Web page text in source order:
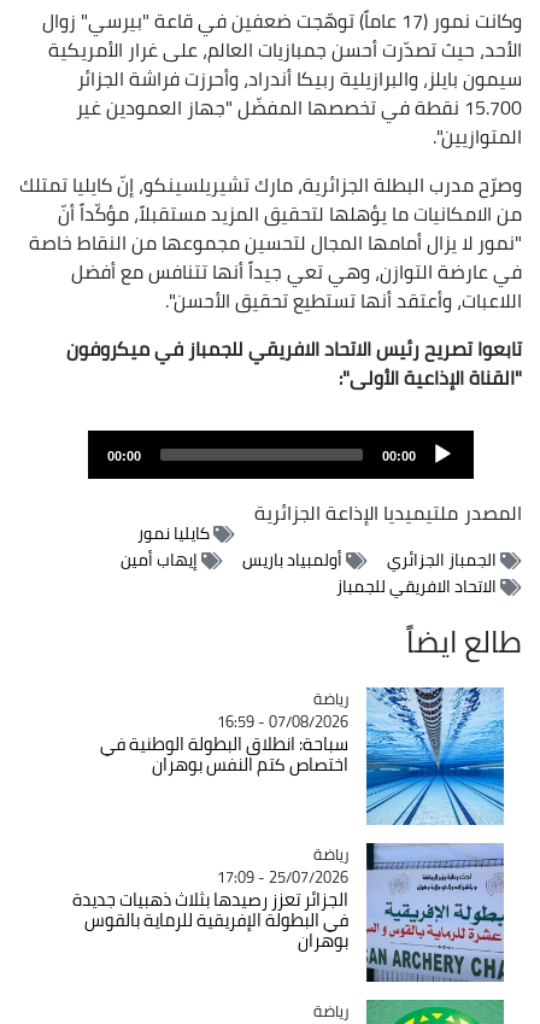
وكانت
نمور (17 عاماً) توهّجت ضعفين في قاعة "بيرسي" زوال
الأحد، حيث تصدّرت أحسن جمبازيات العالم، على غرار الأمريكية
سيمون بايلز، والبرازيلية ربيكا أندراد، وأحرزت فراشة الجزائر
15.700 نقطة في تخصصها المفضّل "جهاز العمودين غير
المتوازيين".
وصرّح مدرب البطلة الجزائرية، مارك تشيريلسينكو، إنّ كايليا تمتلك
من الامكانيات ما يؤهلها لتحقيق المزيد مستقبلاً، مؤكّداً أنّ
"نمور لا يزال أمامها المجال لتحسين مجموعها من النقاط خاصة
في عارضة التوازن، وهي تعي جيداً أنها تتنافس مع أفضل
اللاعبات، وأعتقد أنها تستطيع تحقيق الأحسن".
تابعوا تصريح رئيس الاتحاد الافريقي للجمباز في ميكروفون
"القناة الإذاعية الأولى":
00:00
00:00
المصدرملتيميديا الإذاعة الجزائرية
كايليا نمور
الجمباز الجزائري
أولمبياد باريس
إيهاب أمين
الاتحاد الافريقي للجمباز
طالع ايضاً
Catégorie
رياضة
07/08/2026 - 16:59
سباحة: انطلاق البطولة الوطنية في
اختصاص كتم النفس بوهران
Catégorie
رياضة
25/07/2026 - 17:09
الجزائر تعزز رصيدها بثلاث ذهبيات جديدة
في البطولة الإفريقية للرماية بالقوس
بوهران
Catégorie
رياضة